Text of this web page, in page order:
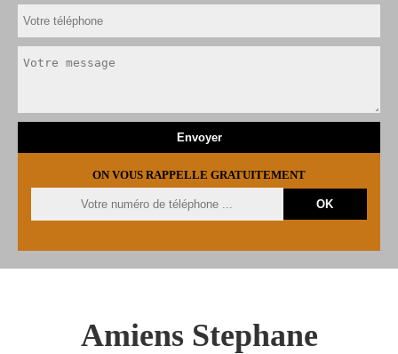
ON VOUS RAPPELLE GRATUITEMENT
Amiens Stephane